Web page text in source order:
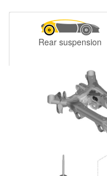
Rear suspension